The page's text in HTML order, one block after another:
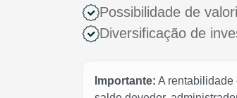
Possibilidade de
Diversificação de
Importante: A rentabilidade